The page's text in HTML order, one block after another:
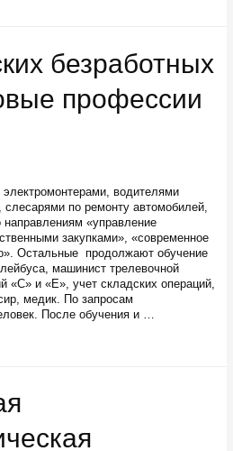
безработных
профессии
водителями
слесарями по ремонту автомобилей,
«управление
закупками», «современное
Остальные продолжают обучение
машинист трелевочной
«С» и «Е», учет складских операций,
медик. По запросам
После обучения и …